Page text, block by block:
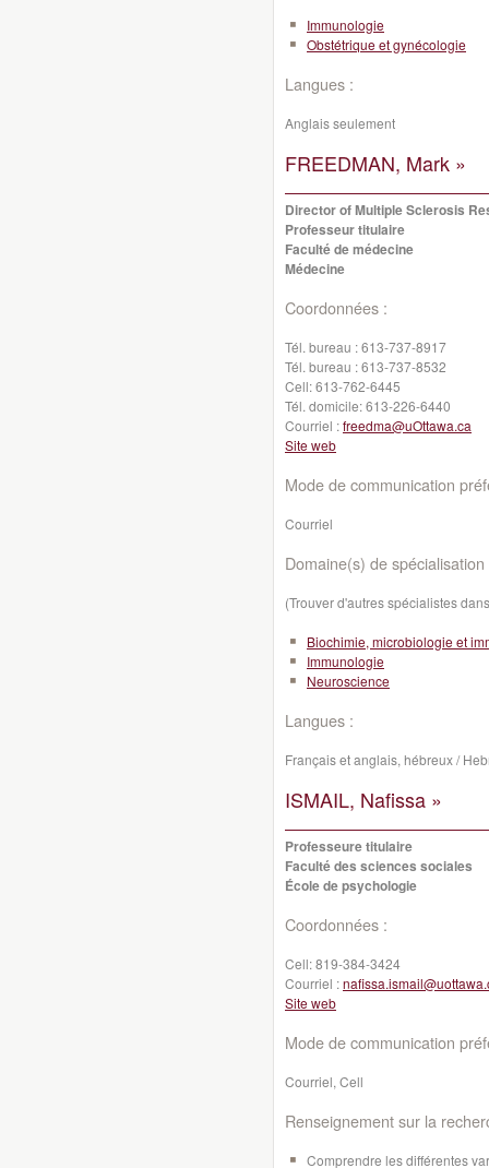
Immunologie
Obstétrique et gynécologie
Langues :
Anglais seulement
FREEDMAN, Mark »
Director of Multiple Sclerosis
Professeur titulaire
Faculté de médecine
Médecine
Coordonnées :
Tél. bureau :613-737-8917
Tél. bureau :613-737-8532
Cell:613-762-6445
Tél. domicile:613-226-6440
Courriel :freedma@uOttawa.ca
Site web
Mode de communication
Courriel
Domaine(s) de spécialisation
(Trouver d'autres spécialistes
Biochimie, microbiologie et
Immunologie
Neuroscience
Langues :
Français et anglais, hébreux /
ISMAIL, Nafissa »
Professeure titulaire
Faculté des sciences sociales
École de psychologie
Coordonnées :
Cell:819-384-3424
Courriel :
Site web
Mode de communication
Courriel, Cell
Renseignement sur la
Comprendre les différentes